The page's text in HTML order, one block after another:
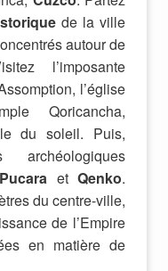
de la ville
autour de
l’imposante
l’église
Qoricancha,
du soleil. Puis,
etQenko.
du centre-ville,
de l’Empire
en matière de